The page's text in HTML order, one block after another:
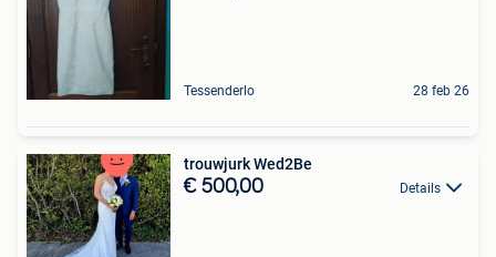
Tessenderlo 28 feb 26
trouwjurk Wed2Be
€ 500,00 Details